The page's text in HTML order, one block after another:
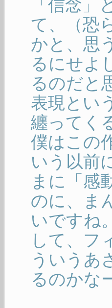
「信念
て、（恐
かと、思
るにせよ
るのだと
表現とい
纏ってく
僕はこの
いう以前
まに「感
のに、ま
いですね
して、フ
ういうあ
るのかな